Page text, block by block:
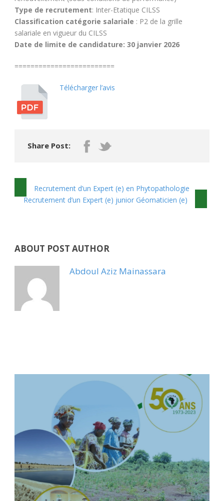
Type de recrutement: Inter-Etatique CILSS
Classification catégorie salariale : P2 de la grille
salariale en vigueur du CILSS
Date de limite de candidature: 30 janvier 2026
=========================
Télécharger l’avis
Share Post:
Recrutement d’un Expert (e) en Phytopathologie
Recrutement d’un Expert (e) junior Géomaticien (e)
ABOUT POST AUTHOR
Abdoul Aziz Mainassara